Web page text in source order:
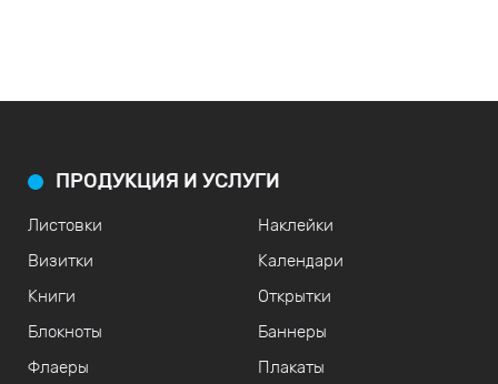
ПРОДУКЦИЯ И УСЛУГИ
Листовки
Визитки
Книги
Блокноты
Флаеры
Наклейки
Календари
Открытки
Баннеры
Плакаты